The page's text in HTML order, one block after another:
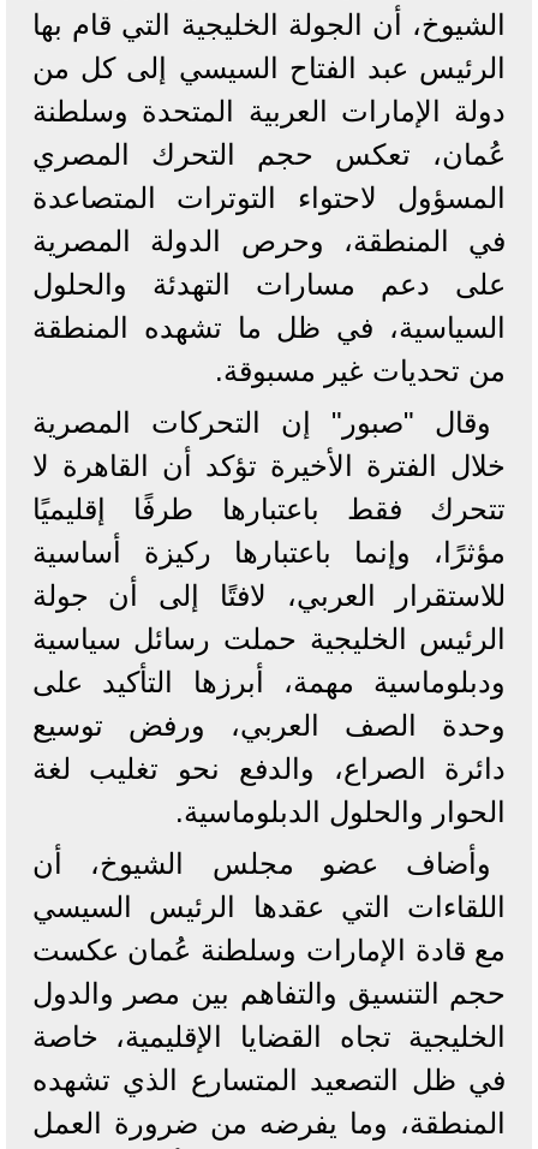
الشيوخ، أن الجولة الخليجية التي قام بها
الرئيس عبد الفتاح السيسي إلى كل من
دولة الإمارات العربية المتحدة وسلطنة
عُمان، تعكس حجم التحرك المصري
المسؤول لاحتواء التوترات المتصاعدة
في المنطقة، وحرص الدولة المصرية
على دعم مسارات التهدئة والحلول
السياسية، في ظل ما تشهده المنطقة
من تحديات غير مسبوقة.
وقال "صبور" إن التحركات المصرية
خلال الفترة الأخيرة تؤكد أن القاهرة لا
تتحرك فقط باعتبارها طرفًا إقليميًا
مؤثرًا، وإنما باعتبارها ركيزة أساسية
للاستقرار العربي، لافتًا إلى أن جولة
الرئيس الخليجية حملت رسائل سياسية
ودبلوماسية مهمة، أبرزها التأكيد على
وحدة الصف العربي، ورفض توسيع
دائرة الصراع، والدفع نحو تغليب لغة
الحوار والحلول الدبلوماسية.
وأضاف عضو مجلس الشيوخ، أن
اللقاءات التي عقدها الرئيس السيسي
مع قادة الإمارات وسلطنة عُمان عكست
حجم التنسيق والتفاهم بين مصر والدول
الخليجية تجاه القضايا الإقليمية، خاصة
في ظل التصعيد المتسارع الذي تشهده
المنطقة، وما يفرضه من ضرورة العمل